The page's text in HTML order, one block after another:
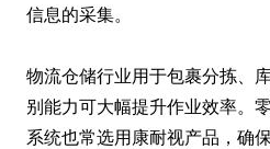
信息的采集。
物流仓储行业用于包裹分拣、
别能力可大幅提升作业效率。
系统也常选用康耐视产品，确